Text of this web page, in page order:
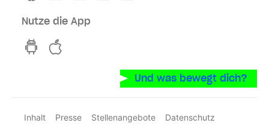
Nutze die App
hvv switch App auf GooglePlay
Und was bewegt dich?
Inhalt Presse Stellenangebote
Datenschutz